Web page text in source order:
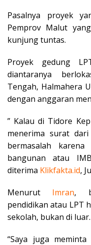
Pasalnya proyek
Pemprov Malut
kunjung tuntas.
Proyek gedung
diantaranya
Tengah, Halmahera
dengan anggaran
” Kalau di Tidore
menerima surat
bermasalah
bangunan atau
diterima Klikfakta.id,
Menurut Imran,
pendidikan atau LPT
sekolah, bukan di luar.
“Saya juga